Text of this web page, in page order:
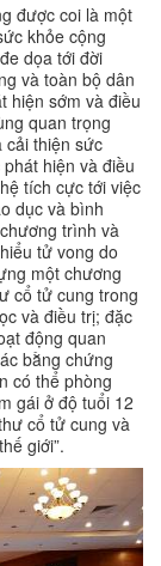
được coi là một
khỏe cộng
dọa tới đời
và toàn bộ dân
hiện sớm và điều
quan trọng
cải thiện sức
hiện và điều
tích cực tới việc
dục và bình
trình và
tử vong do
một chương
cổ tử cung trong
và điều trị; đặc
động quan
bằng chứng
có thể phòng
gái ở độ tuổi 12
cổ tử cung và
giới”.